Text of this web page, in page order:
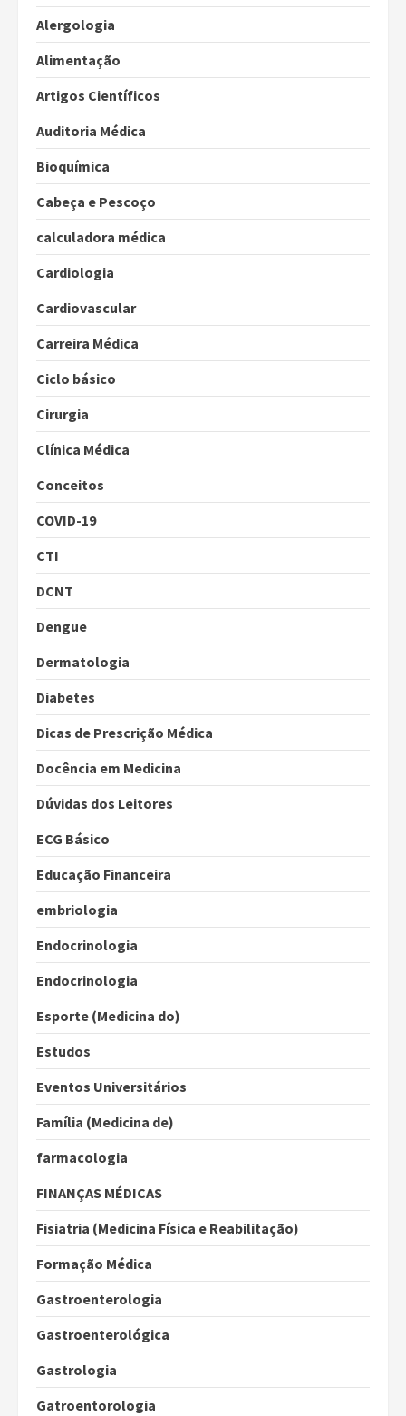
Alergologia
Alimentação
Artigos Científicos
Auditoria Médica
Bioquímica
Cabeça e Pescoço
calculadora médica
Cardiologia
Cardiovascular
Carreira Médica
Ciclo básico
Cirurgia
Clínica Médica
Conceitos
COVID-19
CTI
DCNT
Dengue
Dermatologia
Diabetes
Dicas de Prescrição Médica
Docência em Medicina
Dúvidas dos Leitores
ECG Básico
Educação Financeira
embriologia
Endocrinologia
Endocrinologia
Esporte (Medicina do)
Estudos
Eventos Universitários
Família (Medicina de)
farmacologia
FINANÇAS MÉDICAS
Fisiatria (Medicina Física e Reabilitação)
Formação Médica
Gastroenterologia
Gastroenterológica
Gastrologia
Gatroentorologia